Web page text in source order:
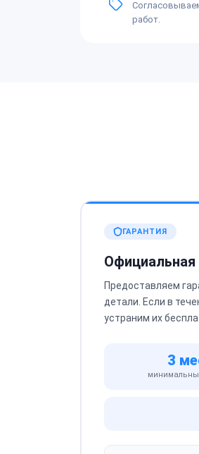
работ.
ГАРАНТИЯ
Официальная
Предоставляем
детали. Если в
устраним их
3